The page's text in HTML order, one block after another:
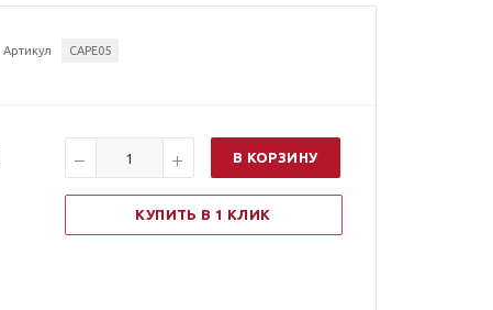
Артикул CAPE05
В КОРЗИНУ
КУПИТЬ В 1 КЛИК